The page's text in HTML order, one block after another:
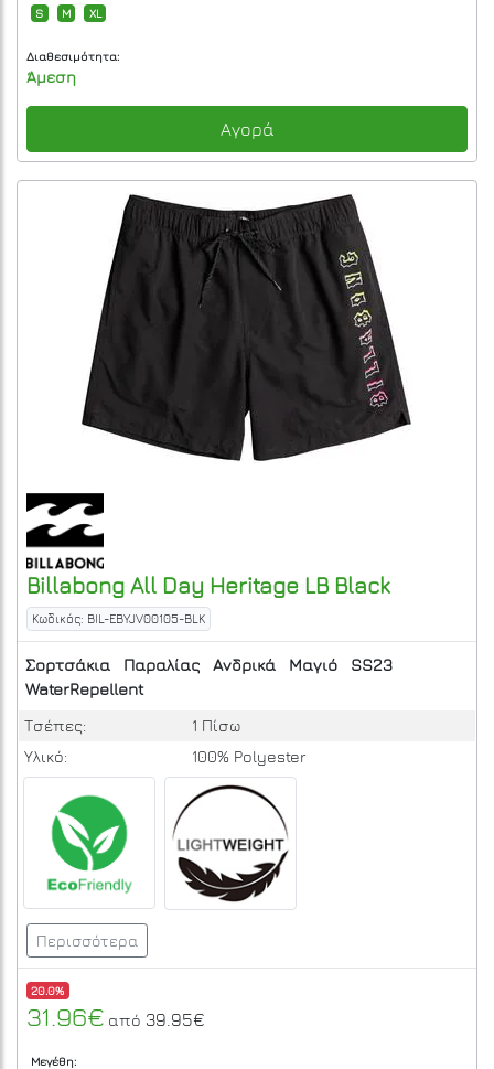
S
M XL
Διαθεσιμότητα:
Άμεση
Αγορά
Billabong All Day Heritage LBBlack
Κωδικός: BIL-EBYJV00105-BLK
Σορτσάκια Παραλίας Ανδρικά Μαγιό
SS23
WaterRepellent
Τσέπες:
1 Πίσω
Υλικό:
100% Polyester
Περισσότερα
20.0%
31.96€ από 39.95€
Μεγέθη: